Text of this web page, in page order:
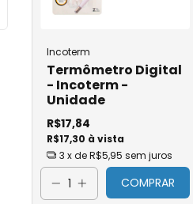
Cateter AutoGuard BD
Cateter de Oxigênio
Cateter Epidural
Coletor Descartável
Coletor de Urina
Coletor Perfurocortante
Incoterm
Termômetro Digital
- Incoterm -
Unidade
R$17,30 à vista
R$17,84
3 x deR$5,95 sem juros
COMPRAR